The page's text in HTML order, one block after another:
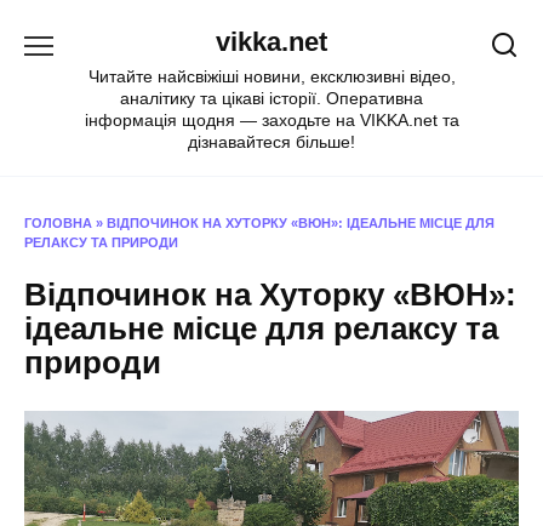
vikka.net
Читайте найсвіжіші новини, ексклюзивні відео,
аналітику та цікаві історії. Оперативна
інформація щодня — заходьте на VIKKA.net та
дізнавайтеся більше!
ГОЛОВНА » ВІДПОЧИНОК НА ХУТОРКУ «ВЮН»: ІДЕАЛЬНЕ МІСЦЕ ДЛЯ
РЕЛАКСУ ТА ПРИРОДИ
Відпочинок на Хуторку «ВЮН»:
ідеальне місце для релаксу та
природи